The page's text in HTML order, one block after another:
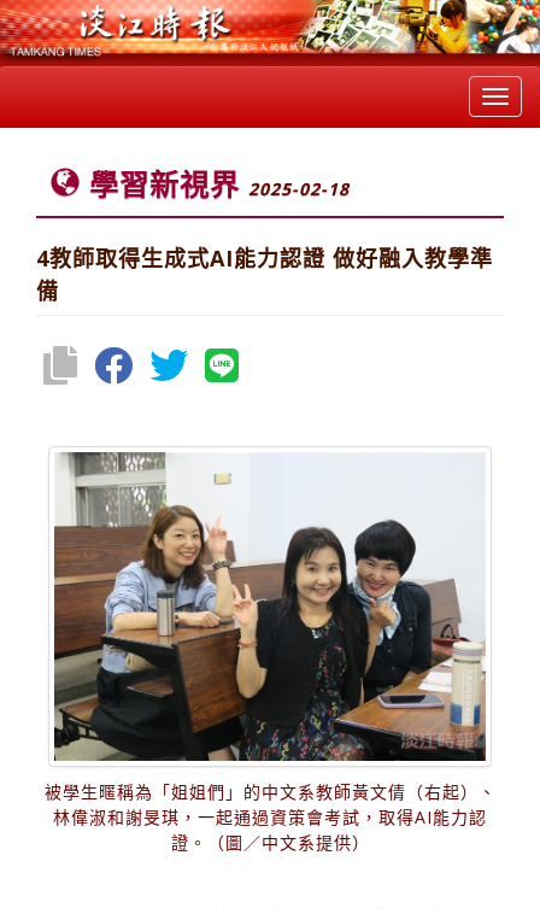
學習新視界 2025-02-18
4教師取得生成式AI能力認證 做好融入教學準
備
被學生暱稱為「姐姐們」的中文系教師黃文倩（右起）、
林偉淑和謝旻琪，一起通過資策會考試，取得AI能力認
證。（圖／中文系提供）